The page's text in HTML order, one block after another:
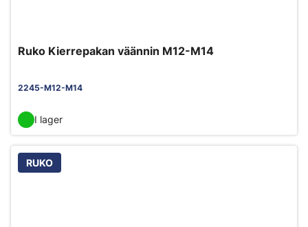
Ruko Kierrepakan väännin M12-M14
2245-M12-M14
I lager
RUKO